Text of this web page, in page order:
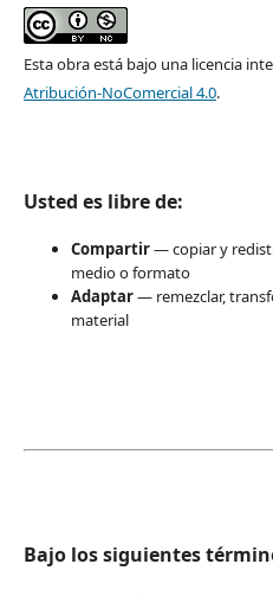
Esta obra está bajo una licencia
Atribución-NoComercial 4.0.
Usted es libre de:
Compartir— copiar y
medio o formato
Adaptar— remezclar,
material
Bajo los siguientes